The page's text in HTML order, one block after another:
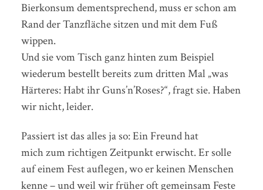
Bierkonsum dementsprechend, muss er schon am
Rand der Tanzfläche sitzen und mit dem Fuß
wippen.
Und sie vom Tisch ganz hinten zum Beispiel
wiederum bestellt bereits zum dritten Mal „was
Härteres: Habt ihr Guns’n’Roses?“, fragt sie. Haben
wir nicht, leider.
Passiert ist das alles ja so: Ein Freund hat
mich zum richtigen Zeitpunkt erwischt. Er solle
auf einem Fest auflegen, wo er keinen Menschen
kenne – und weil wir früher oft gemeinsam Feste